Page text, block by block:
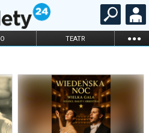
TEATR ...
KARNETY